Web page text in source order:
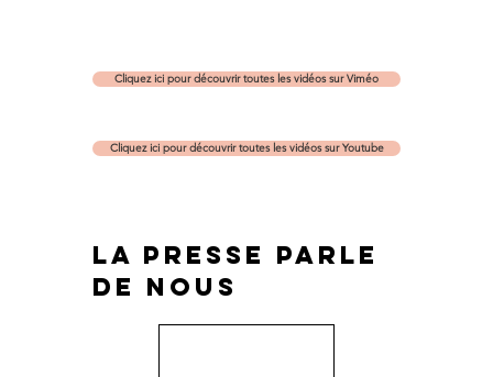
Cliquez ici pour découvrir toutes les vidéos sur Viméo
Cliquez ici pour découvrir toutes les vidéos sur Youtube
la presse parle
de nous